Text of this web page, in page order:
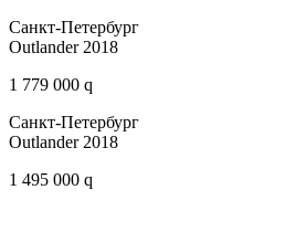
Санкт-Петербург
Outlander 2018
1 779 000 q
Санкт-Петербург
Outlander 2018
1 495 000 q